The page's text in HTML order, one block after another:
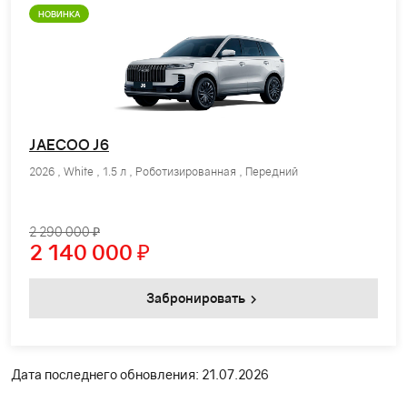
НОВИНКА
JAECOO J6
2026 , White , 1.5 л , Роботизированная , Передний
2 290 000 ₽
2 140 000 ₽
Забронировать
Дата последнего обновления: 21.07.2026